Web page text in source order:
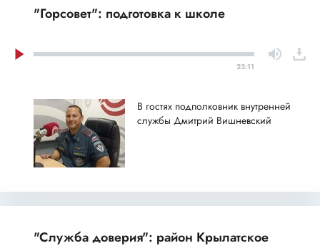
"Горсовет": подготовка к школе
23:11
В гостях подполковник внутренней
службы Дмитрий Вишневский
"Служба доверия": район Крылатское